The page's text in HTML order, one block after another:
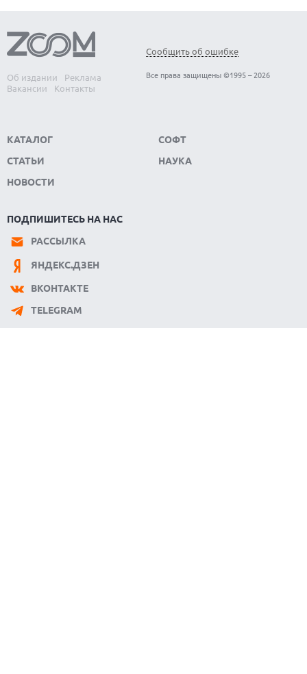
Об издании
Реклама
Вакансии
Контакты
Сообщить об ошибке
Все права защищены ©1995 – 2026
КАТАЛОГ
СТАТЬИ
НОВОСТИ
СОФТ
НАУКА
ПОДПИШИТЕСЬ НА НАС
РАССЫЛКА
ЯНДЕКС.ДЗЕН
ВКОНТАКТЕ
TELEGRAM